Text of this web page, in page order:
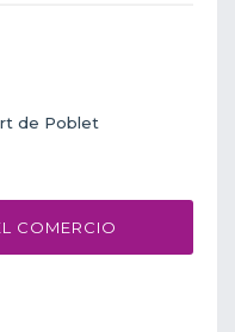
de Poblet
COMERCIO